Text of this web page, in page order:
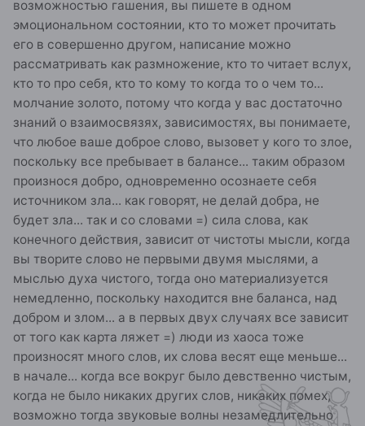
возможностью гашения, вы пишете в одном
эмоциональном состоянии, кто то может прочитать
его в совершенно другом, написание можно
рассматривать как размножение, кто то читает вслух,
кто то про себя, кто то кому то когда то о чем то...
молчание золото, потому что когда у вас достаточно
знаний о взаимосвязях, зависимостях, вы понимаете,
что любое ваше доброе слово, вызовет у кого то злое,
поскольку все пребывает в балансе... таким образом
произнося добро, одновременно осознаете себя
источником зла... как говорят, не делай добра, не
будет зла... так и со словами =) сила слова, как
конечного действия, зависит от чистоты мысли, когда
вы творите слово не первыми двумя мыслями, а
мыслью духа чистого, тогда оно материализуется
немедленно, поскольку находится вне баланса, над
добром и злом... а в первых двух случаях все зависит
от того как карта ляжет =) люди из хаоса тоже
произносят много слов, их слова весят еще меньше...
в начале... когда все вокруг было девственно чистым,
когда не было никаких других слов, никаких помех,
возможно тогда звуковые волны незамедлительно